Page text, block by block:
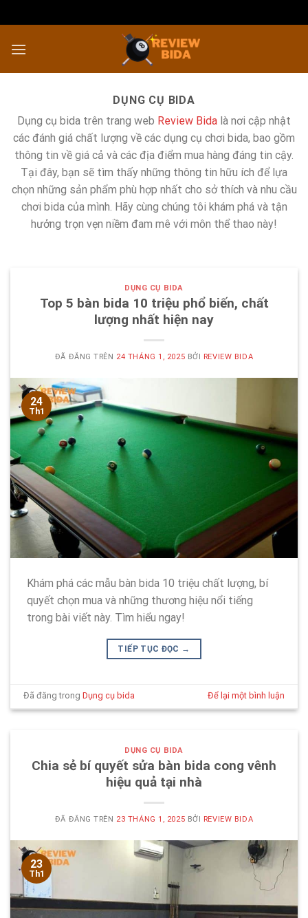
đến
nội
DỤNG CỤ BIDA
Dụng cụ bida trên trang web Review Bida là nơi cập nhật
các đánh giá chất lượng về các dụng cụ chơi bida, bao gồm
thông tin về giá cả và các địa điểm mua hàng đáng tin cậy.
Tại đây, bạn sẽ tìm thấy những thông tin hữu ích để lựa
chọn những sản phẩm phù hợp nhất cho sở thích và nhu cầu
chơi bida của mình. Hãy cùng chúng tôi khám phá và tận
hưởng trọn vẹn niềm đam mê với môn thể thao này!
DỤNG CỤ BIDA
Top 5 bàn bida 10 triệu phổ biến, chất
lượng nhất hiện nay
ĐÃ ĐĂNG TRÊN 24 THÁNG 1, 2025 BỞI REVIEW BIDA
24
Th1
Khám phá các mẫu bàn bida 10 triệu chất lượng, bí
quyết chọn mua và những thương hiệu nổi tiếng
trong bài viết này. Tìm hiểu ngay!
TIẾP TỤC ĐỌC →
Đã đăng trongDụng cụ bida Để lại một bình luận
DỤNG CỤ BIDA
Chia sẻ bí quyết sửa bàn bida cong vênh
hiệu quả tại nhà
ĐÃ ĐĂNG TRÊN 23 THÁNG 1, 2025 BỞI REVIEW BIDA
23
Th1